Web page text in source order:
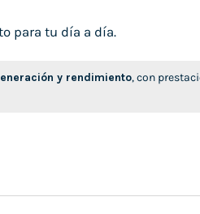
para tu día a día.
y rendimiento, con